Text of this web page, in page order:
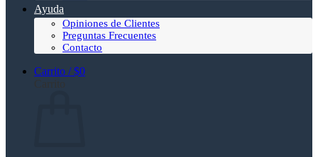
Ayuda
Opiniones de Clientes
Preguntas Frecuentes
Contacto
Carrito /$0
Carrito